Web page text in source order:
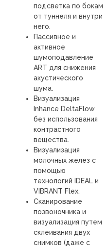
подсветка по бокам
от туннеля и внутри
него.
Пассивное и
активное
шумоподавление
ART для снижения
акустического
шума.
Визуализация
Inhance DeltaFlow
без использования
контрастного
вещества.
Визуализация
молочных желез с
помощью
технологий IDEAL и
VIBRANT Flex.
Сканирование
позвоночника и
визуализация путем
склеивания двух
снимков (даже с